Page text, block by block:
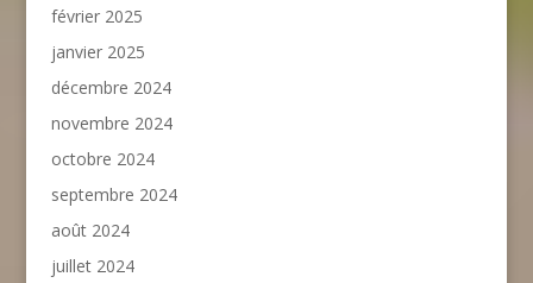
février 2025
janvier 2025
décembre 2024
novembre 2024
octobre 2024
septembre 2024
août 2024
juillet 2024